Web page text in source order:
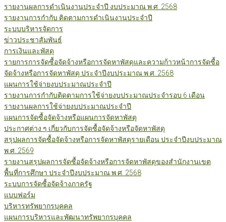
รายงานผลการดำเนินงานประจำปี งบประมาณ พ.ศ. 2568
รายงานการกำกับ ติดตามการดำเนินงานประจำปี
ระบบบริหารจัดการ
ข่าวประชาสัมพันธ์
การเงินและพัสดุ
รายการการจัดซื้อจัดจ้างหรือการจัดหาพัสดุและความก้าวหน้าการจัดซื้อ
จัดจ้างหรือการจัดหาพัสดุ ประจำปีงบประมาณ พ.ศ. 2568
แผนการใช้จ่ายงบประมาณประจำปี
รายงานการกำกับติดตามการใช้จ่ายงบประมาณประจำรอบ 6 เดือน
รายงานผลการใช้จ่ายงบประมาณประจำปี
แผนการจัดซื้อจัดจ้างหรือแผนการจัดหาพัสดุ
ประกาศต่าง ๆ เกี่ยวกับการจัดซื้อจัดจ้างหรือจัดหาพัสดุ
สรุปผลการจัดซื้อจัดจ้างหรือการจัดหาพัสดุรายเดือน ประจำปีงบประมาณ
พ.ศ. 2569
รายงานสรุปผลการจัดซื้อจัดจ้างหรือการจัดหาพัสดุของสำนักงานเขต
พื้นที่การศึกษา ประจำปีงบประมาณ พ.ศ. 2568
ระบบการจัดซื้อจัดจ้างภาครัฐ
แบบฟอร์ม
บริหารทรัพยากรบุคคล
แผนการบริหารและพัฒนาทรัพยากรบุคคล